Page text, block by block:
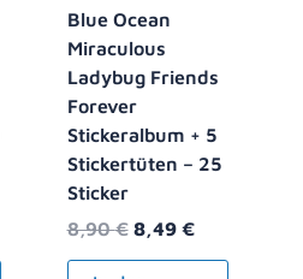
Blue Ocean
Miraculous
Ladybug Friends
Forever
Stickeralbum + 5
Stickertüten – 25
Sticker
8,90€ 8,49 €